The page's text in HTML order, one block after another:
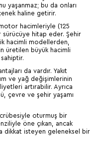
yaşanmaz; bu da onları
haline getirir.
hacimleriyle (125
sürücüye hitap eder. Şehir
hacimli modellerden,
üretilen büyük hacimli
da vardır. Yakıt
ve yağ değişimlerinin
artırabilir. Ayrıca
çevre ve şehir yaşamı
oturmuş bir
öne çıkan, ancak
dikkat isteyen geleneksel bir